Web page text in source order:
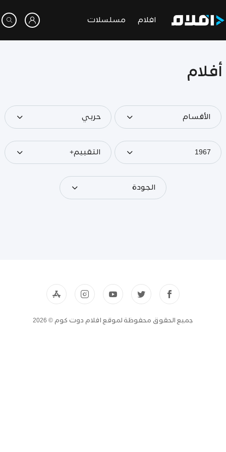
افلام مسلسلات
أفلام
الأقسام حربي
1967 التقييم+
الجودة
جميع الحقوق محفوظة لموقع افلام دوت كوم © 2026